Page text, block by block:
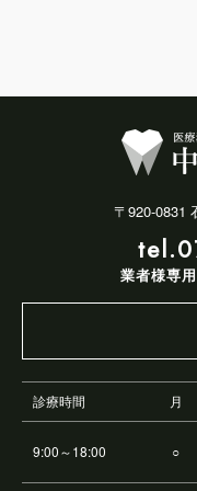
〒920-0831
業者様専用
診療時間 月
9:00～18:00 ○